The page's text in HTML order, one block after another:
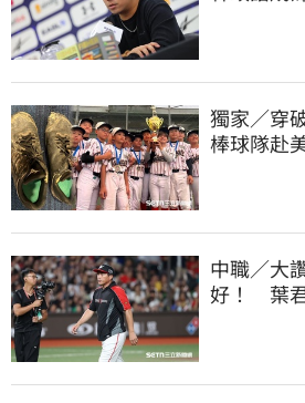
獨家／穿
棒球隊赴
中職／大
好！ 葉